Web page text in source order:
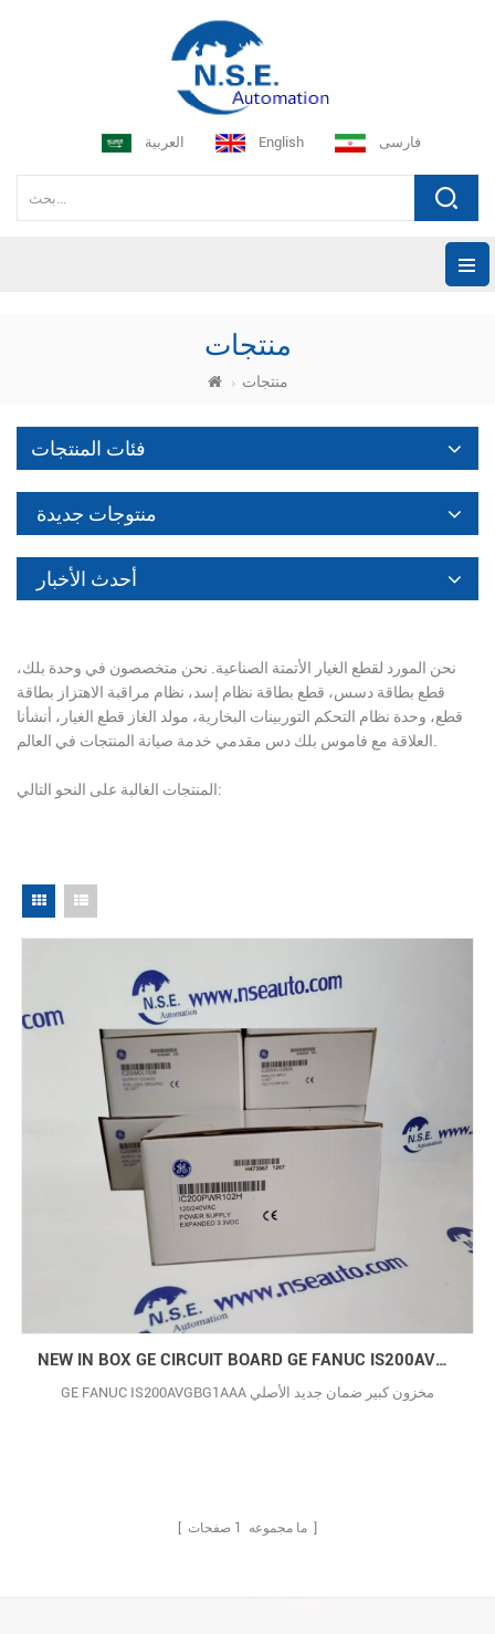
العربية English فارسی
منتجات
منتجات
فئات المنتجات
منتوجات جديدة
أحدث الأخبار
نحن المورد لقطع الغيار الأتمتة الصناعية. نحن متخصصون في وحدة بلك،
قطع بطاقة دسس، قطع بطاقة نظام إسد، نظام مراقبة الاهتزاز بطاقة
قطع، وحدة نظام التحكم التوربينات البخارية، مولد الغاز قطع الغيار، أنشأنا
المنتجات الغالبة على النحو التالي:
NEW IN BOX GE CIRCUIT BOARD GE FANUC IS200AVGBG1AAA
GE FANUC IS200AVGBG1AAA مخزون كبير ضمان جديد الأصلي
[ ما مجموعه 1 صفحات ]